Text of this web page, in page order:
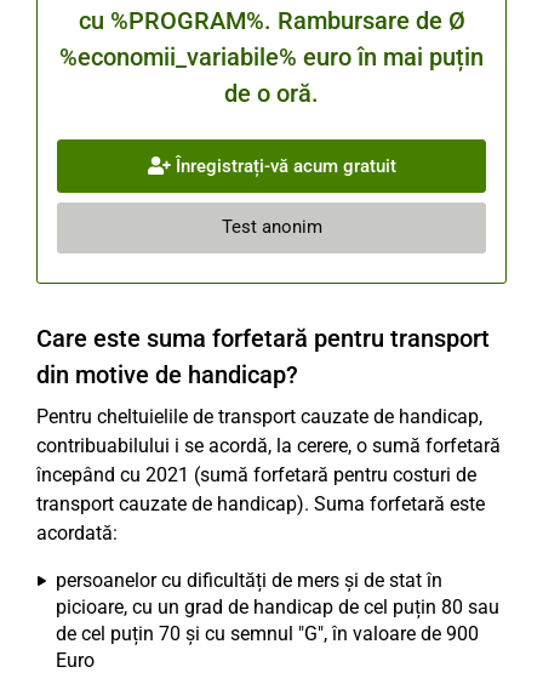
cu %PROGRAM%. Rambursare de Ø
%economii_variabile% euro în mai puțin
de o oră.
Înregistrați-vă acum gratuit
Test anonim
Care este suma forfetară pentru transport
din motive de handicap?
Pentru cheltuielile de transport cauzate de handicap,
contribuabilului i se acordă, la cerere, o sumă forfetară
începând cu 2021 (sumă forfetară pentru costuri de
transport cauzate de handicap). Suma forfetară este
acordată:
persoanelor cu dificultăți de mers și de stat în
picioare, cu un grad de handicap de cel puțin 80 sau
de cel puțin 70 și cu semnul "G", în valoare de 900
Euro